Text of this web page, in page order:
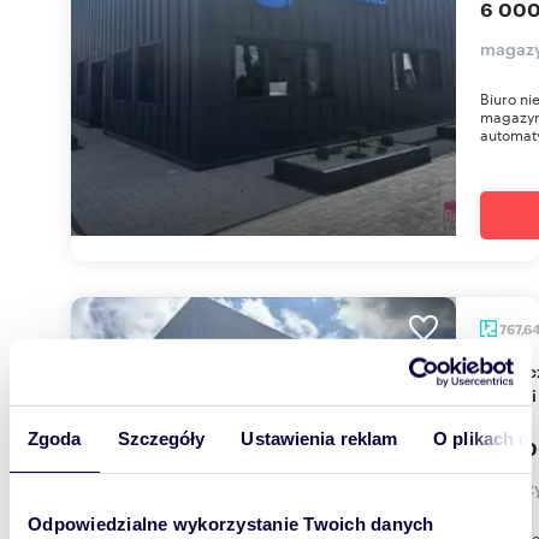
Zgoda Szczegóły Ustawienia reklam O plikach
Odpowiedzialne wykorzystanie Twoich danych
6
Biuro
Nowoczesny magazyn i biuro 767 m², Lipno,
23